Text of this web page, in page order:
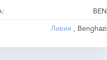
BEN
Ливия , Benghazi